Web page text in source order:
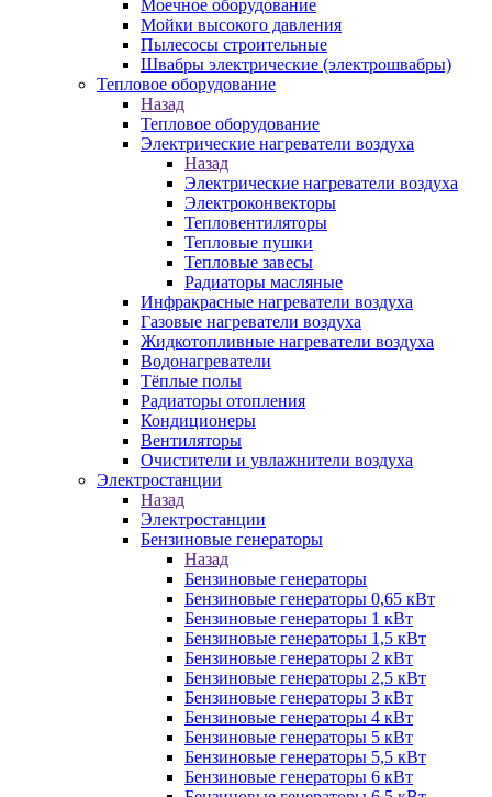
Моечное оборудование
Мойки высокого давления
Пылесосы строительные
Швабры электрические (электрошвабры)
Тепловое оборудование
Назад
Тепловое оборудование
Электрические нагреватели воздуха
Назад
Электрические нагреватели воздуха
Электроконвекторы
Тепловентиляторы
Тепловые пушки
Тепловые завесы
Радиаторы масляные
Инфракрасные нагреватели воздуха
Газовые нагреватели воздуха
Жидкотопливные нагреватели воздуха
Водонагреватели
Тёплые полы
Радиаторы отопления
Кондиционеры
Вентиляторы
Очистители и увлажнители воздуха
Электростанции
Назад
Электростанции
Бензиновые генераторы
Назад
Бензиновые генераторы
Бензиновые генераторы 0,65 кВт
Бензиновые генераторы 1 кВт
Бензиновые генераторы 1,5 кВт
Бензиновые генераторы 2 кВт
Бензиновые генераторы 2,5 кВт
Бензиновые генераторы 3 кВт
Бензиновые генераторы 4 кВт
Бензиновые генераторы 5 кВт
Бензиновые генераторы 5,5 кВт
Бензиновые генераторы 6 кВт